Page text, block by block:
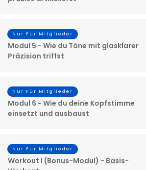
Nur Für Mitglieder
Modul 5 - Wie du Töne mit glasklarer
Präzision triffst
Nur Für Mitglieder
Modul 6 - Wie du deine Kopfstimme
einsetzt und ausbaust
Nur Für Mitglieder
Workout I (Bonus-Modul) - Basis-